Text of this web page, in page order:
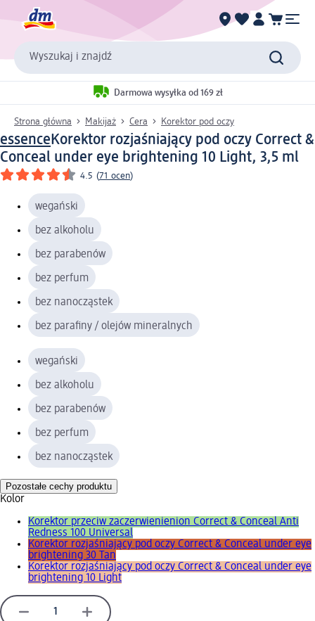
Wyszukaj i znajdź
Darmowa wysyłka od 169 zł
Strona główna Makijaż Cera Korektor pod oczy
essence Korektor rozjaśniający pod oczy Correct &
Conceal under eye brightening 10 Light, 3,5 ml
4.5 (71 ocen)
wegański
bez alkoholu
bez parabenów
bez perfum
bez nanocząstek
bez parafiny / olejów mineralnych
wegański
bez alkoholu
bez parabenów
bez perfum
bez nanocząstek
Pozostałe cechy produktu
Kolor
Korektor przeciw zaczerwienienion Correct & Conceal Anti
Redness 100 Universal
Korektor rozjaśniający pod oczy Correct & Conceal under eye
brightening 30 Tan
Korektor rozjaśniający pod oczy Correct & Conceal under eye
brightening 10 Light